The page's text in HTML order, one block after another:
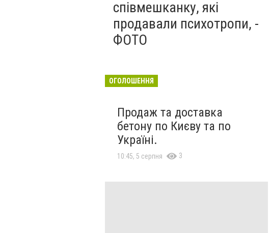
співмешканку, які
продавали психотропи, -
ФОТО
ОГОЛОШЕННЯ
Продаж та доставка
бетону по Києву та по
Україні.
10:45, 5 серпня 3